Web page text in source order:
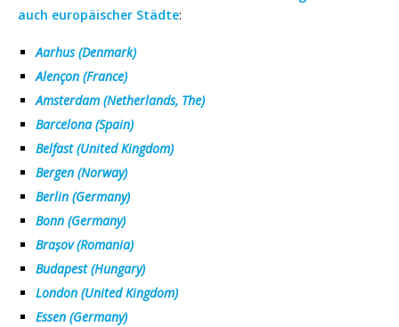
auch europäischer Städte:
Aarhus (Denmark)
Alençon (France)
Amsterdam (Netherlands, The)
Barcelona (Spain)
Belfast (United Kingdom)
Bergen (Norway)
Berlin (Germany)
Bonn (Germany)
Brașov (Romania)
Budapest (Hungary)
London (United Kingdom)
Essen (Germany)